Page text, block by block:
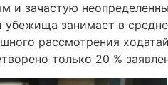
и зачастую
занимает в
рассмотрения
только 20 %